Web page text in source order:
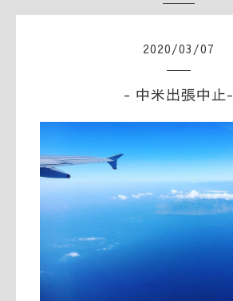
2020/03 /07
- 中米出張中止-